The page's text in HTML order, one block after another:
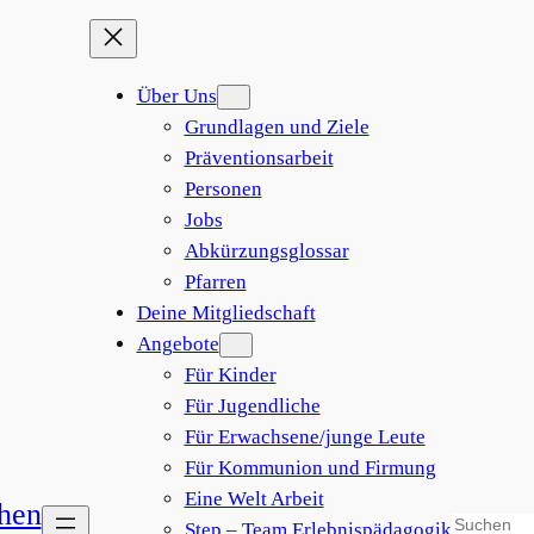
Über Uns
Grundlagen und Ziele
Präventionsarbeit
Personen
Jobs
Abkürzungsglossar
Pfarren
Deine Mitgliedschaft
Angebote
Für Kinder
Für Jugendliche
Für Erwachsene/junge Leute
Für Kommunion und Firmung
Eine Welt Arbeit